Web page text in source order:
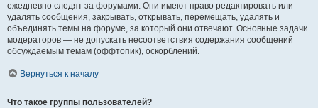
ежедневно следят за форумами. Они имеют право редактировать или
удалять сообщения, закрывать, открывать, перемещать, удалять и
объединять темы на форуме, за который они отвечают. Основные задачи
модераторов — не допускать несоответствия содержания сообщений
обсуждаемым темам (оффтопик), оскорблений.
Вернуться к началу
Что такое группы пользователей?